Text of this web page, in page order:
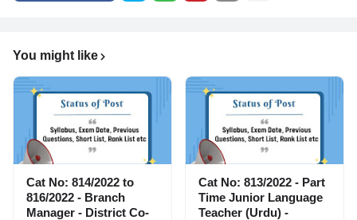
You might like
Cat No: 814/2022 to
816/2022 - Branch
Manager - District Co-
Cat No: 813/2022 - Part
Time Junior Language
Teacher (Urdu) -